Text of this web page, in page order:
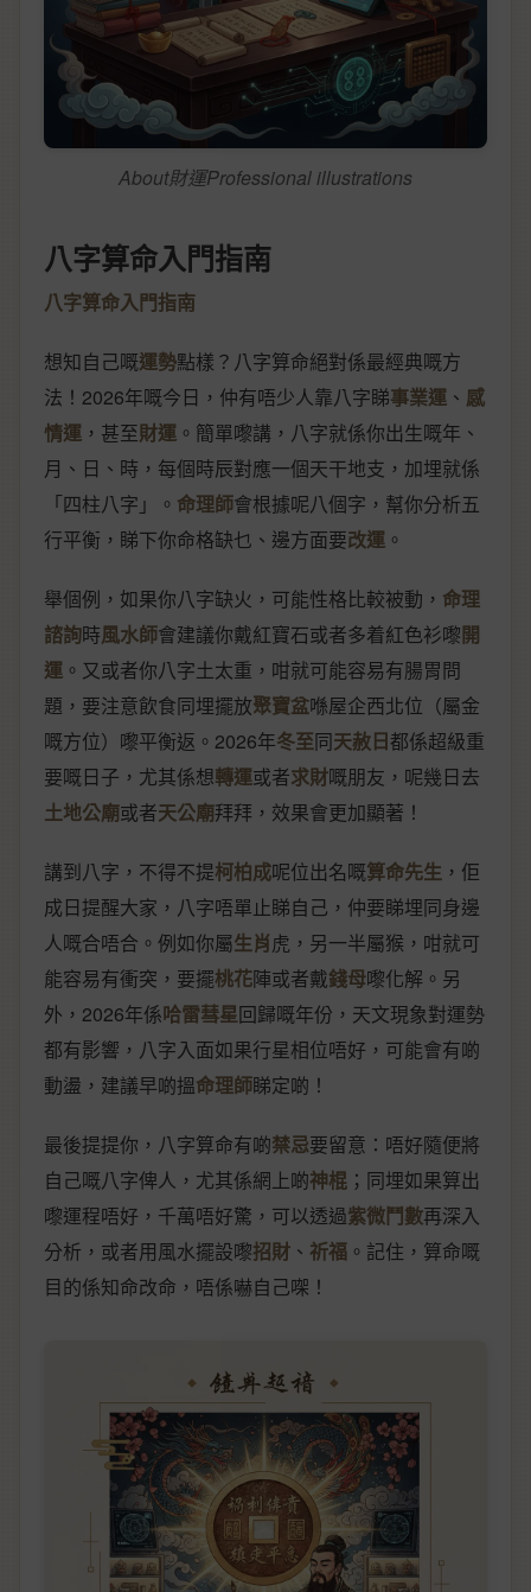
About財運Professional illustrations
八字算命入門指南
八字算命入門指南
想知自己嘅運勢點樣？八字算命絕對係最經典嘅方
法！2026年嘅今日，仲有唔少人靠八字睇事業運 、 感
情運 ，甚至財運 。簡單嚟講，八字就係你出生嘅年、
月、日、時，每個時辰對應一個天干地支，加埋就係
「四柱八字」。 命理師會根據呢八個字，幫你分析五
行平衡，睇下你命格缺乜、邊方面要改運 。
舉個例，如果你八字缺火，可能性格比較被動， 命理
諮詢時風水師會建議你戴紅寶石或者多着紅色衫嚟開
運 。又或者你八字土太重，咁就可能容易有腸胃問
題，要注意飲食同埋擺放聚寶盆喺屋企西北位（屬金
嘅方位）嚟平衡返。2026年冬至同天赦日都係超級重
要嘅日子，尤其係想轉運或者求財嘅朋友，呢幾日去
土地公廟或者天公廟拜拜，效果會更加顯著！
講到八字，不得不提柯柏成呢位出名嘅算命先生 ，佢
成日提醒大家，八字唔單止睇自己，仲要睇埋同身邊
人嘅合唔合。例如你屬生肖虎，另一半屬猴，咁就可
能容易有衝突，要擺桃花陣或者戴錢母嚟化解。另
外，2026年係哈雷彗星回歸嘅年份，天文現象對運勢
都有影響，八字入面如果行星相位唔好，可能會有啲
動盪，建議早啲搵命理師睇定啲！
最後提提你，八字算命有啲禁忌要留意：唔好隨便將
自己嘅八字俾人，尤其係網上啲神棍 ；同埋如果算出
嚟運程唔好，千萬唔好驚，可以透過紫微鬥數再深入
分析，或者用風水擺設嚟招財 、 祈福 。記住，算命嘅
目的係知命改命，唔係嚇自己㗎！